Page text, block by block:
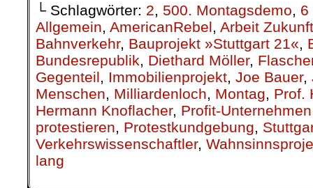
└ Schlagwörter: 2, 500. Montagsdemo, 6
Allgemein, AmericanRebel, Arbeit Zukunft
Bahnverkehr, Bauprojekt »Stuttgart 21«,
Bundesrepublik, Diethard Möller,
Gegenteil, Immobilienprojekt, Joe Bauer,
Menschen, Milliardenloch, Montag, Prof.
Hermann Knoflacher, Profit-Unternehmen
protestieren, Protestkundgebung,
Verkehrswissenschaftler,
lang